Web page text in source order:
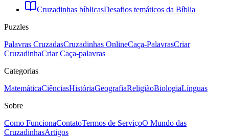
Cruzadinhas bíblicasDesafios temáticos da Bíblia
Puzzles
Palavras CruzadasCruzadinhas OnlineCaça-PalavrasCriar
CruzadinhaCriar Caça-palavras
Categorias
MatemáticaCiênciasHistóriaGeografiaReligiãoBiologiaLínguas
Sobre
Como FuncionaContatoTermos de ServiçoO Mundo das
CruzadinhasArtigos